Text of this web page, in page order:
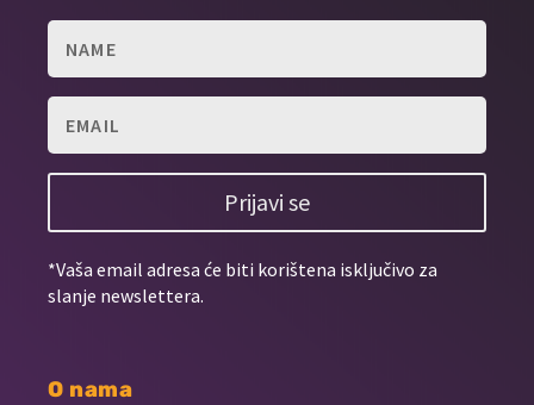
Prijavi se
*Vaša email adresa će biti korištena isključivo za
slanje newslettera.
O nama